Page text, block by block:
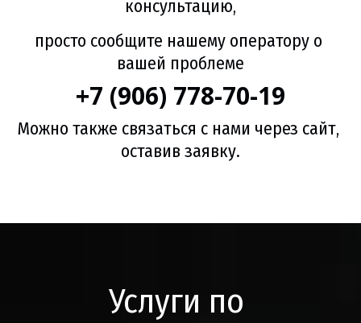
консультацию,
просто сообщите нашему оператору о
вашей проблеме
+7 (906) 778-70-19
Можно также связаться с нами через сайт,
оставив заявку.
Услуги по